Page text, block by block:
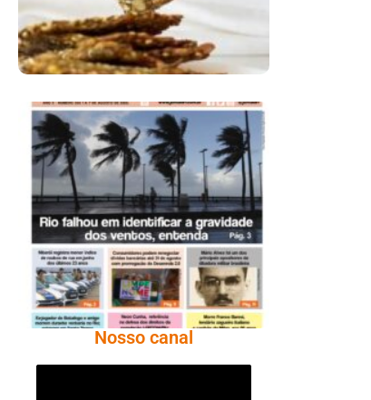
Ano X – Número 366
01 A 07 De Agosto De
2026
Nosso canal